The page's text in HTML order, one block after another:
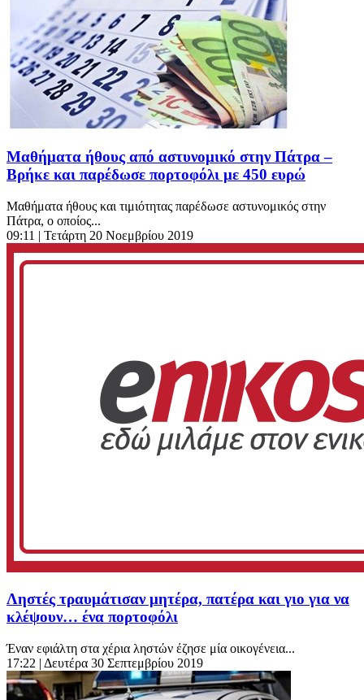
Μαθήματα ήθους από αστυνομικό στην Πάτρα –
Βρήκε και παρέδωσε πορτοφόλι με 450 ευρώ
Μαθήματα ήθους και τιμιότητας παρέδωσε αστυνομικός στην
Πάτρα, ο οποίος...
09:11 | Τετάρτη 20 Νοεμβρίου 2019
Ληστές τραυμάτισαν μητέρα, πατέρα και γιο για να
κλέψουν… ένα πορτοφόλι
Έναν εφιάλτη στα χέρια ληστών έζησε μία οικογένεια...
17:22 | Δευτέρα 30 Σεπτεμβρίου 2019